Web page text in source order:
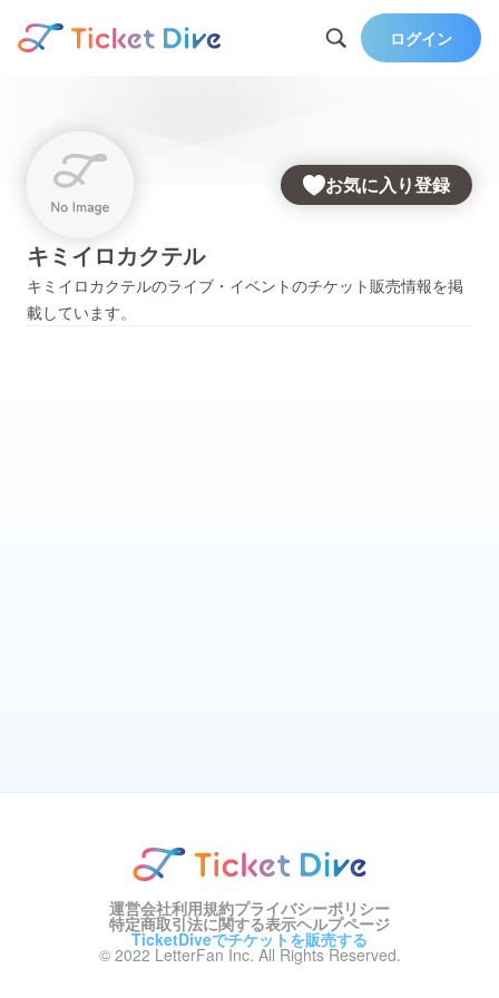
ログイン
お気に入り登録
キミイロカクテル
キミイロカクテルのライブ・イベントのチケット販売情報を掲
載しています。
運営会社利用規約プライバシーポリシー
特定商取引法に関する表示ヘルプページ
TicketDiveでチケットを販売する
© 2022 LetterFan Inc. All Rights Reserved.